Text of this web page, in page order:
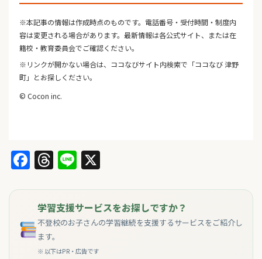
※本記事の情報は作成時点のものです。電話番号・受付時間・制度内
容は変更される場合があります。最新情報は各公式サイト、または在
籍校・教育委員会でご確認ください。
※リンクが開かない場合は、ココなびサイト内検索で「ココなび 津野
町」とお探しください。
© Cocon inc.
Facebook
Threads
Line
学習支援サービスをお探しですか？
不登校のお子さんの学習継続を支援するサービスをご紹介し
ます。
※ 以下はPR・広告です